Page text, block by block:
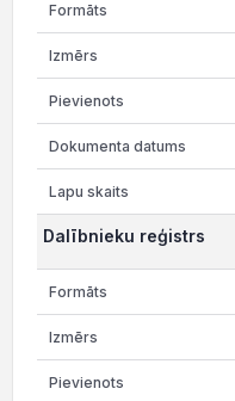
Dalībnieku reģistrs